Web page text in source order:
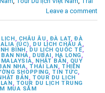
Leave a comment
, CHÂU ÂU , ĐÀ LẠT,ĐÀ
(ÚC), DU LỊCH CHÂU Á,
BÌNH , DU LỊCH QUỐC TẾ,
BAN NHA, DUBAI , HẠ LONG,
MALAYSIA, NHẬT BẢN , QUY
NHA, THÁI LAN , THIÊN
SHOPPING, TIN TỨC,
BẢN , TOUR DU LỊCH
, TOUR DU LỊCH TRUNG
MUA SẮM